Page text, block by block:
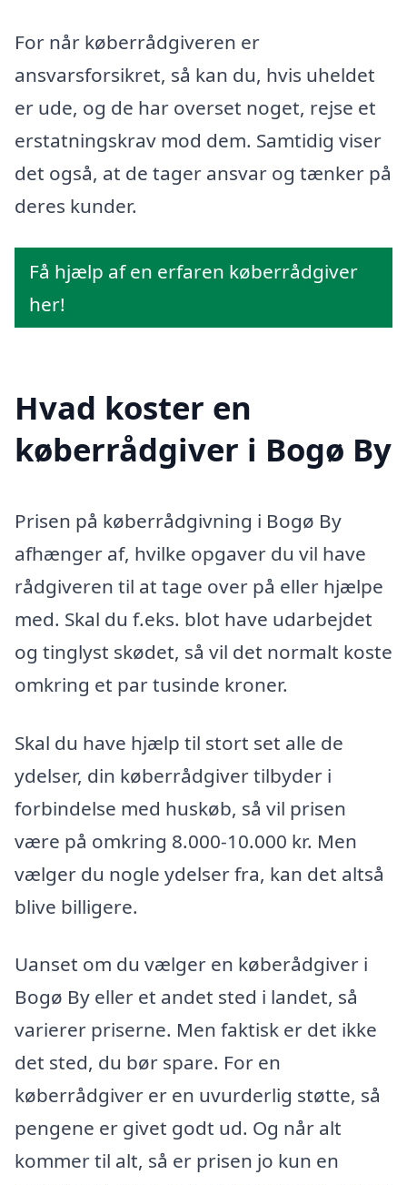
For når køberrådgiveren er
ansvarsforsikret, så kan du, hvis uheldet
er ude, og de har overset noget, rejse et
erstatningskrav mod dem. Samtidig viser
det også, at de tager ansvar og tænker på
deres kunder.
Få hjælp af en erfaren køberrådgiver
her!
Hvad koster en
køberrådgiver i Bogø By
Prisen på køberrådgivning i Bogø By
afhænger af, hvilke opgaver du vil have
rådgiveren til at tage over på eller hjælpe
med. Skal du f.eks. blot have udarbejdet
og tinglyst skødet, så vil det normalt koste
omkring et par tusinde kroner.
Skal du have hjælp til stort set alle de
ydelser, din køberrådgiver tilbyder i
forbindelse med huskøb, så vil prisen
være på omkring 8.000-10.000 kr. Men
vælger du nogle ydelser fra, kan det altså
blive billigere.
Uanset om du vælger en køberådgiver i
Bogø By eller et andet sted i landet, så
varierer priserne. Men faktisk er det ikke
det sted, du bør spare. For en
køberrådgiver er en uvurderlig støtte, så
pengene er givet godt ud. Og når alt
kommer til alt, så er prisen jo kun en